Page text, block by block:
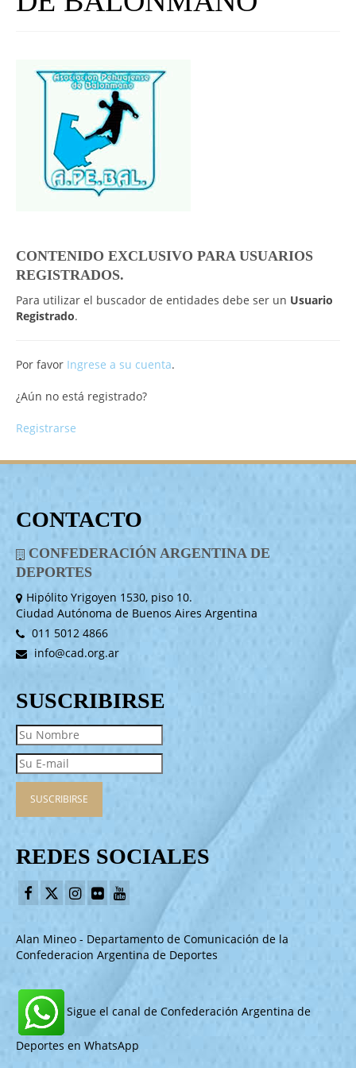
UNIVERSO CAD
CAD MEDIA
CAD FEDERAL
CONTENIDO EXCLUSIVO PARA USUARIOS
REGISTRADOS.
Para utilizar el buscador de entidades debe ser un Usuario
Registrado.
Por favor Ingrese a su cuenta.
¿Aún no está registrado?
Registrarse
CONTACTO
CONFEDERACIÓN ARGENTINA DE
DEPORTES
Hipólito Yrigoyen 1530, piso 10.
Ciudad Autónoma de Buenos Aires Argentina
011 5012 4866
info@cad.org.ar
SUSCRIBIRSE
REDES SOCIALES
Alan Mineo - Departamento de Comunicación de la
Confederacion Argentina de Deportes
Sigue el canal de Confederación Argentina de
Deportes en WhatsApp